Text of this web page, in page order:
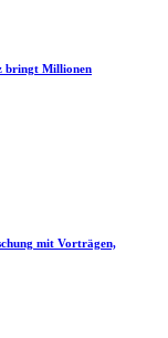
bringt Millionen
mit Vorträgen,